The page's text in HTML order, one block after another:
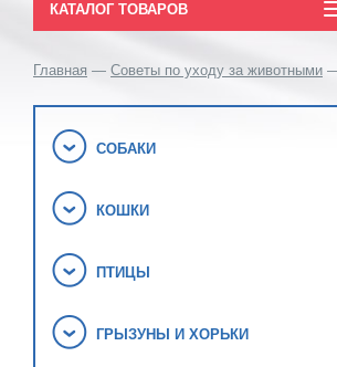
КАТАЛОГ ТОВАРОВ
Главная Советы по уходу за животными
СОБАКИ
КОШКИ
ПТИЦЫ
ГРЫЗУНЫ И ХОРЬКИ